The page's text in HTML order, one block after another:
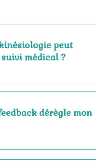
peut
médical ?
dérègle mon